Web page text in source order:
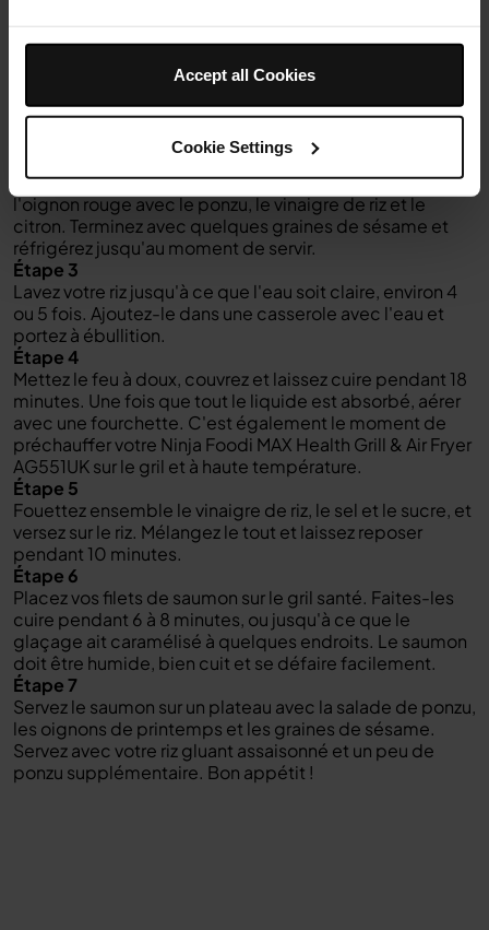
Accept all Cookies
Cookie Settings
au fouet le miso, la sauce soja, le vinaigre de riz, le citron,
le miel, l'huile de sésame et l'ail. Enduisez vos filets de
moins une heure.
Pendant ce temps, préparez votre salade. Mélangez la
pomme, le radis, le concombre, les oignons nouveaux et
l'oignon rouge avec le ponzu, le vinaigre de riz et le
citron. Terminez avec quelques graines de sésame et
réfrigérez jusqu'au moment de servir.
Étape 3
Lavez votre riz jusqu'à ce que l'eau soit claire, environ 4
ou 5 fois. Ajoutez-le dans une casserole avec l'eau et
portez à ébullition.
Étape 4
Mettez le feu à doux, couvrez et laissez cuire pendant 18
minutes. Une fois que tout le liquide est absorbé, aérer
avec une fourchette. C'est également le moment de
préchauffer votre Ninja Foodi MAX Health Grill & Air Fryer
AG551UK sur le gril et à haute température.
Étape 5
Fouettez ensemble le vinaigre de riz, le sel et le sucre, et
versez sur le riz. Mélangez le tout et laissez reposer
pendant 10 minutes.
Étape 6
Placez vos filets de saumon sur le gril santé. Faites-les
cuire pendant 6 à 8 minutes, ou jusqu'à ce que le
glaçage ait caramélisé à quelques endroits. Le saumon
doit être humide, bien cuit et se défaire facilement.
Étape 7
Servez le saumon sur un plateau avec la salade de ponzu,
les oignons de printemps et les graines de sésame.
Servez avec votre riz gluant assaisonné et un peu de
ponzu supplémentaire. Bon appétit !